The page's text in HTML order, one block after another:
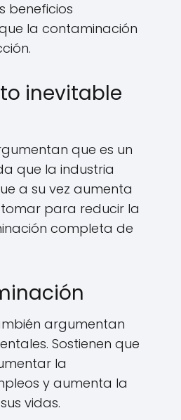
beneficios
la contaminación
inevitable
que es un
que la industria
a su vez aumenta
para reducir la
completa de
argumentan
Sostienen que
la
y aumenta la
vidas.